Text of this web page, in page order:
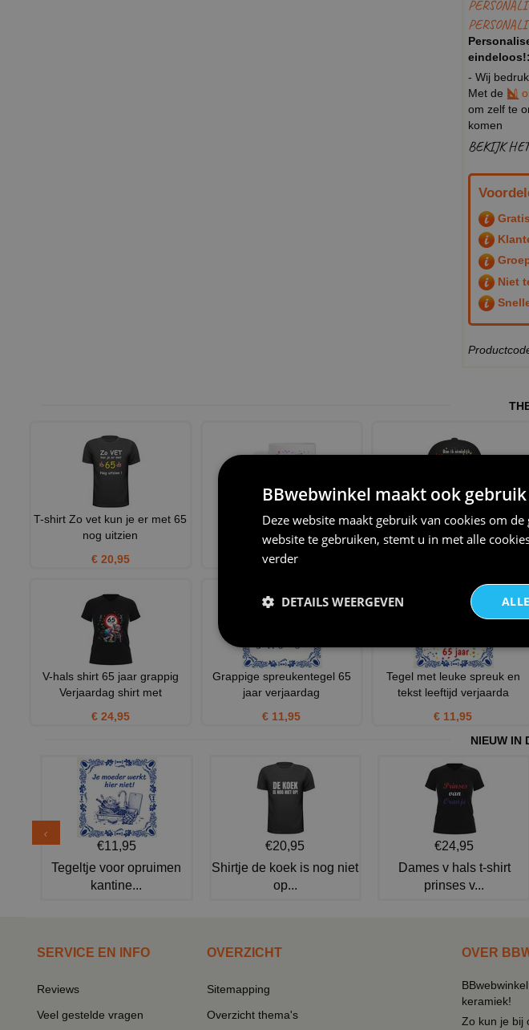
eindeloos!:
- Wij
Met de
om zelf te
komen
BEKIJK
Niet
T-shirt Zo vet kun je er met 65
nog uitzien
€ 20,95
Mok voor verjaardag alle
leeftijden Hoe oud zei je
€ 12,95
Pet ben ik eindelijk 65 jaar
ik zon stomme
V-hals shirt 65 jaar grappig
Verjaardag shirt met
€ 24,95
Grappige spreukentegel 65
jaar verjaardag
€ 11,95
Tegel met leuke spreuk en
tekst leeftijd verjaarda
€ 11,95
NIEUW IN
€11,95
Tegeltje voor opruimen
kantine...
€20,95
Shirtje de koek is nog niet
op...
€24,95
Dames v hals t-shirt
prinses v...
SERVICE EN INFO
Reviews
Veel gestelde vragen
OVERZICHT
Sitemapping
Overzicht thema's
OVER
keramiek!
Zo kun je bij
BBwebwinkel maakt ook
Deze website maakt gebruik van cookies om
website te gebruiken, stemt u in met alle
verder
DETAILS WEERGEVEN